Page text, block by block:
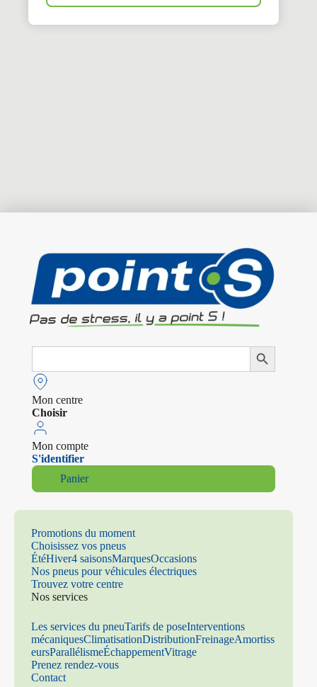
Search
Search Button
Mon centre
Choisir
Mon compte
S'identifier
Panier
Promotions du moment
Choisissez vos pneus
ÉtéHiver4 saisonsMarquesOccasions
Nos pneus pour véhicules électriques
Trouvez votre centre
Nos services
Les services du pneuTarifs de poseInterventions
mécaniquesClimatisationDistributionFreinageAmortiss
eursParallélismeÉchappementVitrage
Prenez rendez-vous
Contact